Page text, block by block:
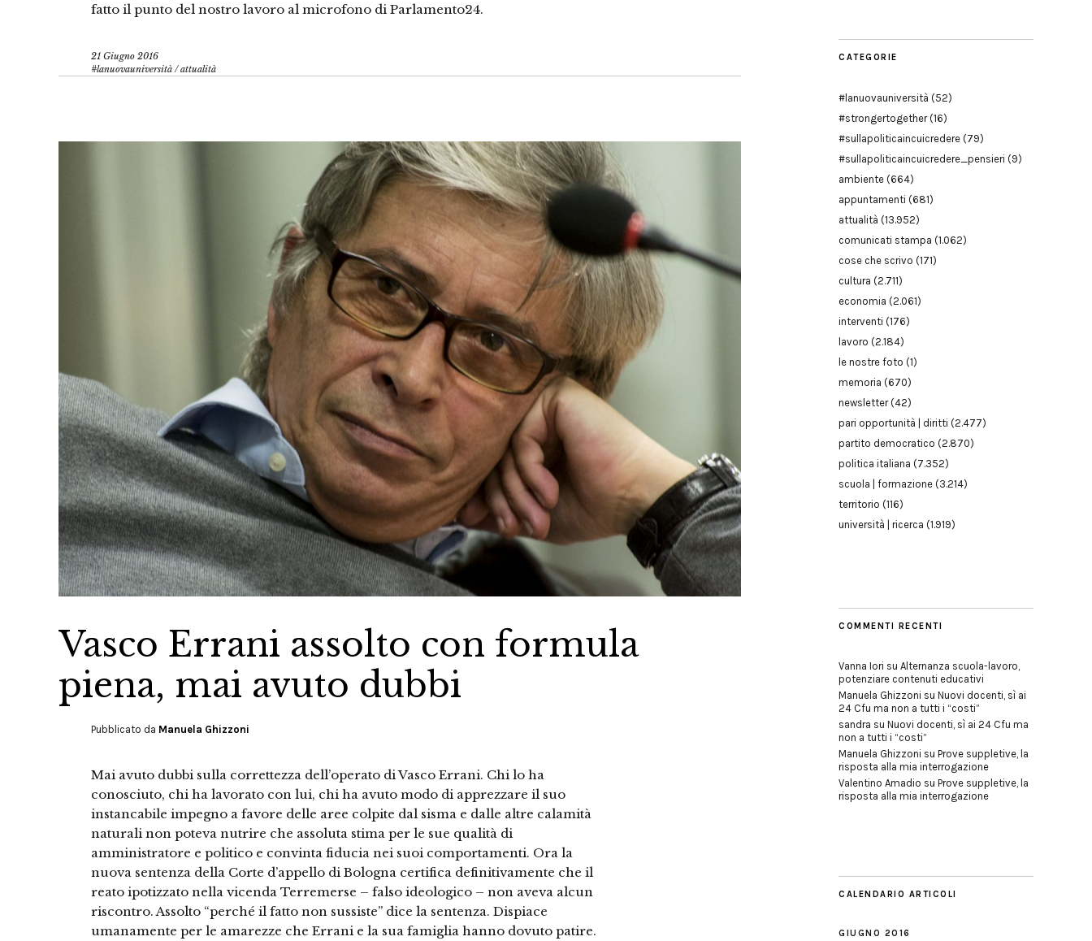
fatto il punto del nostro lavoro al microfono di Parlamento24.
21 Giugno 2016
#lanuovauniversità /attualità
Vasco Errani assolto con formula
piena, mai avuto dubbi
Pubblicato da Manuela Ghizzoni
Mai avuto dubbi sulla correttezza dell’operato di Vasco Errani. Chi lo ha
conosciuto, chi ha lavorato con lui, chi ha avuto modo di apprezzare il suo
instancabile impegno a favore delle aree colpite dal sisma e dalle altre calamità
naturali non poteva nutrire che assoluta stima per le sue qualità di
amministratore e politico e convinta fiducia nei suoi comportamenti. Ora la
nuova sentenza della Corte d’appello di Bologna certifica definitivamente che il
reato ipotizzato nella vicenda Terremerse – falso ideologico – non aveva alcun
riscontro. Assolto “perché il fatto non sussiste” dice la sentenza. Dispiace
umanamente per le amarezze che Errani e la sua famiglia hanno dovuto patire.
CATEGORIE
#lanuovauniversità (52)
#strongertogether(16)
#sullapoliticaincuicredere (79)
#sullapoliticaincuicredere_pensieri (9)
ambiente (664)
appuntamenti (681)
attualità (13.952)
comunicati stampa (1.062)
cose che scrivo (171)
cultura (2.711)
economia (2.061)
interventi (176)
lavoro (2.184)
le nostre foto (1)
memoria (670)
newsletter(42)
pari opportunità | diritti (2.477)
partito democratico (2.870)
politica italiana (7.352)
scuola | formazione (3.214)
territorio (116)
università | ricerca (1.919)
COMMENTI RECENTI
Vanna Iori su Alternanza scuola-lavoro,
potenziare contenuti educativi
Manuela Ghizzoni su Nuovi docenti, sì ai
24 Cfu ma non a tutti i “costi”
sandra su Nuovi docenti, sì ai 24 Cfu ma
non a tutti i “costi”
Manuela Ghizzoni su Prove suppletive, la
risposta alla mia interrogazione
Valentino Amadio su Prove suppletive, la
risposta alla mia interrogazione
CALENDARIO ARTICOLI
GIUGNO 2016